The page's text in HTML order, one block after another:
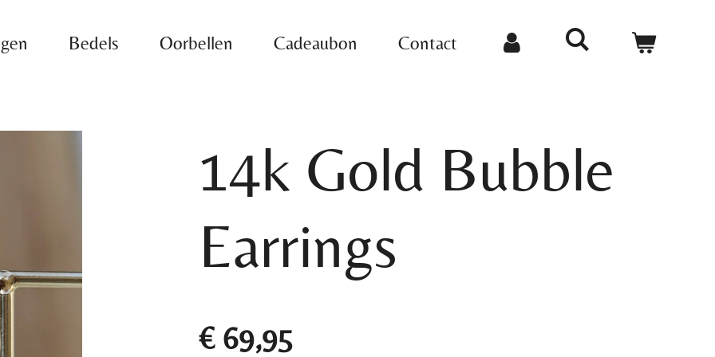
Bedels Oorbellen Cadeaubon Contact
14k Gold Bubble
Earrings
€ 69,95